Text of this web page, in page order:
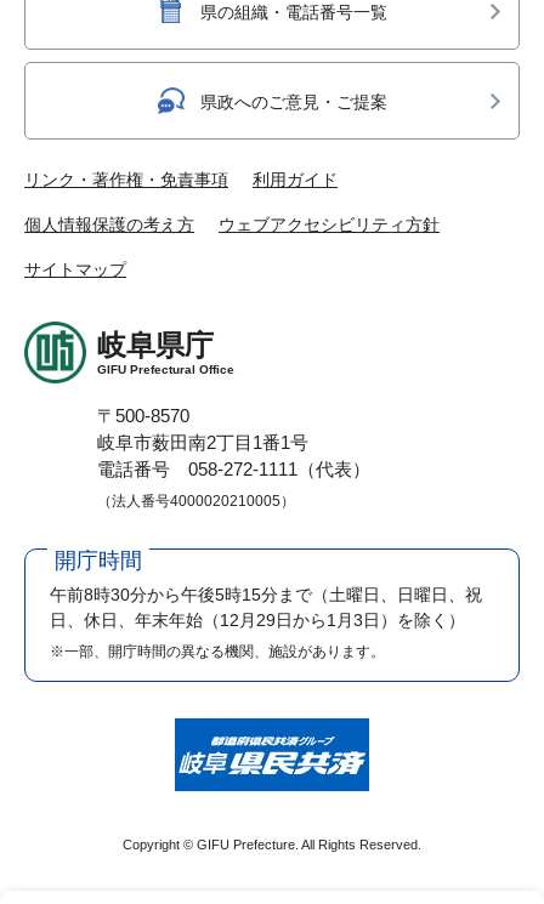
県の組織・電話番号一覧
県政へのご意見・ご提案
リンク・著作権・免責事項 利用ガイド
個人情報保護の考え方 ウェブアクセシビリティ方針
サイトマップ
岐阜県庁
GIFU Prefectural Office
〒500-8570
岐阜市薮田南2丁目1番1号
電話番号 058-272-1111（代表）
（法人番号4000020210005）
開庁時間
午前8時30分から午後5時15分まで （土曜日、日曜日、祝
日、休日、年末年始（12月29日から1月3日）を除く）
※一部、開庁時間の異なる機関、施設があります。
Copyright © GIFU Prefecture. All Rights Reserved.